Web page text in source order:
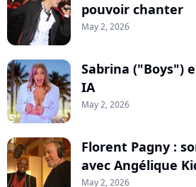
pouvoir chanter
May 2, 2026
Sabrina ("Boys")
IA
May 2, 2026
Florent Pagny :
avec Angélique
May 2, 2026